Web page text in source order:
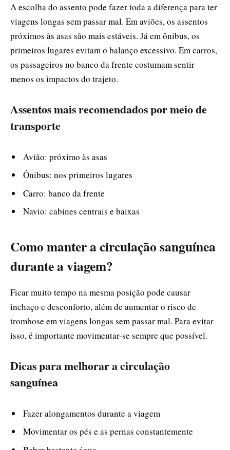
A escolha do assento pode fazer toda a diferença para ter
viagens longas sem passar mal. Em aviões, os assentos
próximos às asas são mais estáveis. Já em ônibus, os
primeiros lugares evitam o balanço excessivo. Em carros,
os passageiros no banco da frente costumam sentir
menos os impactos do trajeto.
Assentos mais recomendados por meio de
transporte
Avião: próximo às asas
Ônibus: nos primeiros lugares
Carro: banco da frente
Navio: cabines centrais e baixas
Como manter a circulação sanguínea
durante a viagem?
Ficar muito tempo na mesma posição pode causar
inchaço e desconforto, além de aumentar o risco de
trombose em viagens longas sem passar mal. Para evitar
isso, é importante movimentar-se sempre que possível.
Dicas para melhorar a circulação
sanguínea
Fazer alongamentos durante a viagem
Movimentar os pés e as pernas constantemente